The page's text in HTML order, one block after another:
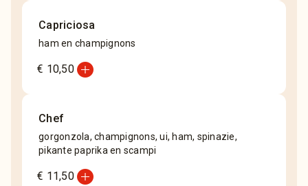
Capriciosa
ham en champignons
€ 10,50add_circle
Chef
gorgonzola, champignons, ui, ham, spinazie,
pikante paprika en scampi
€ 11,50add_circle